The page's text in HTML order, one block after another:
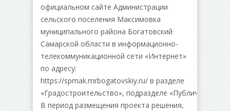
официальном сайте Администрации
сельского поселения Максимовка
муниципального района Богатовский
Самарской области в информационно-
телекоммуникационной сети «Интернет»
по адресу:
https://spmak.mrbogatovskiy.ru/ в разделе
«Градостроительство», подразделе «Публичные
В период размещения проекта решения,